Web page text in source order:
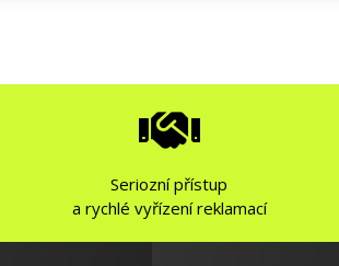
Seriozní přístup
a rychlé vyřízení reklamací